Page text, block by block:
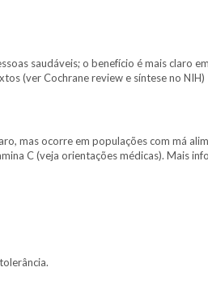
saudáveis; o benefício é mais claro
(ver Cochrane review e síntese no NIH)
mas ocorre em populações com má
C (veja orientações médicas). Mais